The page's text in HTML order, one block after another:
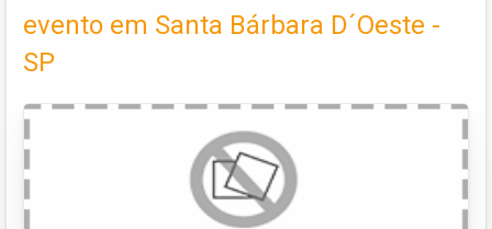
evento em Santa Bárbara D´Oeste -
SP